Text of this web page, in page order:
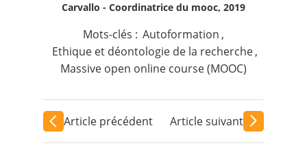
Carvallo - Coordinatrice du mooc, 2019
Mots-clés : Autoformation ,
Ethique et déontologie de la recherche ,
Massive open online course (MOOC)
Article précédent Article suivant